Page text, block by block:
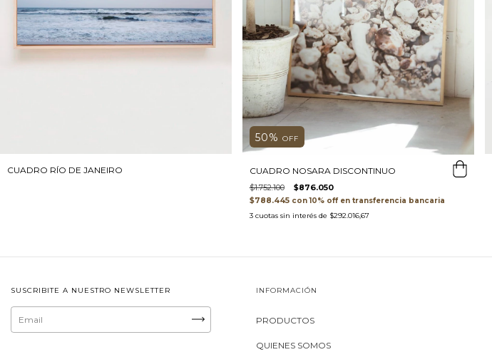
CUADRO RÍO DE JANEIRO
50% OFF
CUADRO NOSARA DISCONTINUO
$1.752.100
$876.050
$788.445 con
transferencia bancaria
3 cuotas sin interés de $292.016,67
SUSCRIBITE A NUESTRO NEWSLETTER INFORMACIÓN
PRODUCTOS
QUIENES SOMOS